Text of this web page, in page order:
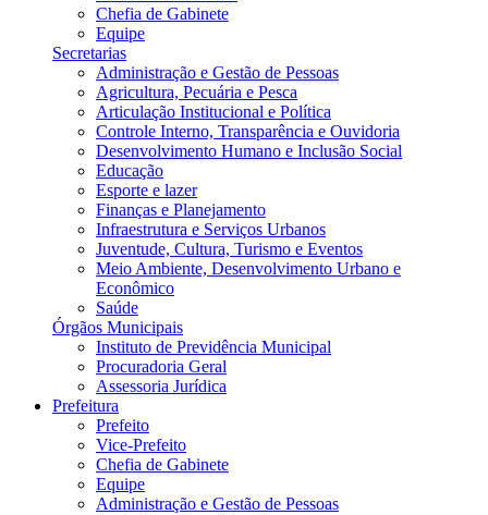
Chefia de Gabinete
Equipe
Secretarias
Administração e Gestão de Pessoas
Agricultura, Pecuária e Pesca
Articulação Institucional e Política
Controle Interno, Transparência e Ouvidoria
Desenvolvimento Humano e Inclusão Social
Educação
Esporte e lazer
Finanças e Planejamento
Infraestrutura e Serviços Urbanos
Juventude, Cultura, Turismo e Eventos
Meio Ambiente, Desenvolvimento Urbano e
Econômico
Saúde
Órgãos Municipais
Instituto de Previdência Municipal
Procuradoria Geral
Assessoria Jurídica
Prefeitura
Prefeito
Vice-Prefeito
Chefia de Gabinete
Equipe
Administração e Gestão de Pessoas